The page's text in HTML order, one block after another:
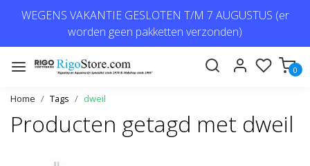
WEGENS VAKANTIE GESLOTEN T/M 7 AUGUSTUS (er
worden geen pakketten verzonden)
0
Home Tags dweil
Producten getagd met dweil